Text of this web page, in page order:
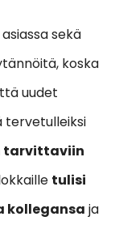
sekä
koska
uudet
tervetulleiksi
tarvittaviin
tulisi
kollegansa ja